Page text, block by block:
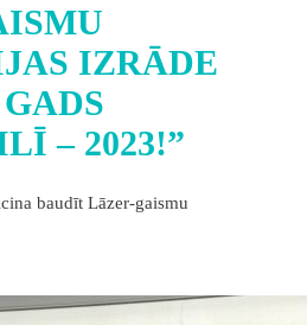
IZRĀDE
– 2023!”
baudīt Lāzer-gaismu